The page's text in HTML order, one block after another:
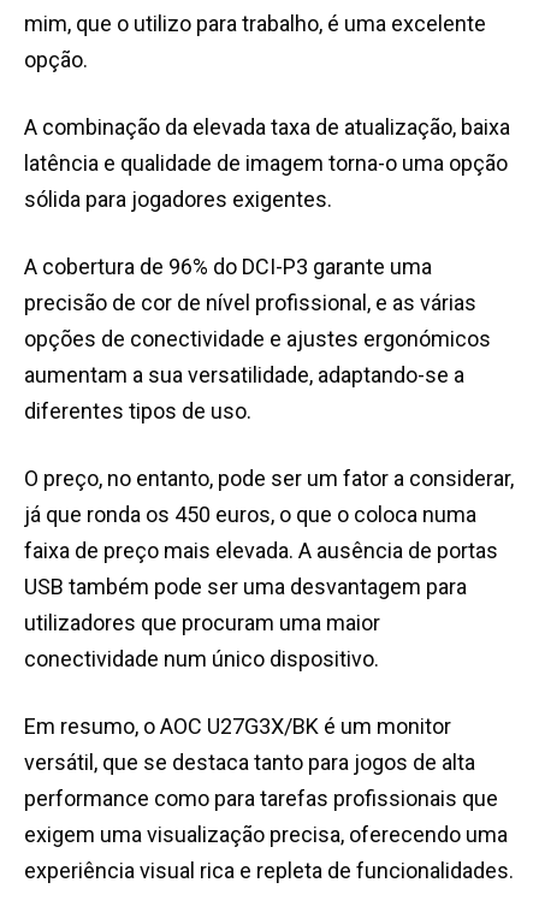
mim, que o utilizo para trabalho, é uma excelente
opção.
A combinação da elevada taxa de atualização, baixa
latência e qualidade de imagem torna-o uma opção
sólida para jogadores exigentes.
A cobertura de 96% do DCI-P3 garante uma
precisão de cor de nível profissional, e as várias
opções de conectividade e ajustes ergonómicos
aumentam a sua versatilidade, adaptando-se a
diferentes tipos de uso.
O preço, no entanto, pode ser um fator a considerar,
já que ronda os 450 euros, o que o coloca numa
faixa de preço mais elevada. A ausência de portas
USB também pode ser uma desvantagem para
utilizadores que procuram uma maior
conectividade num único dispositivo​.
Em resumo, o AOC U27G3X/BK é um monitor
versátil, que se destaca tanto para jogos de alta
performance como para tarefas profissionais que
exigem uma visualização precisa, oferecendo uma
experiência visual rica e repleta de funcionalidades​.